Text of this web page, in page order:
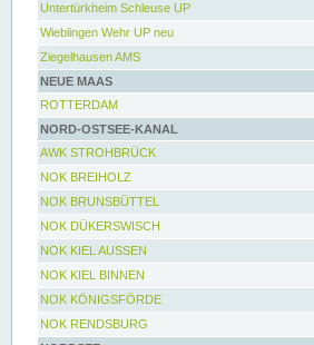
Untertürkheim Schleuse UP
Wieblingen Wehr UP neu
Ziegelhausen AMS
NEUE MAAS
ROTTERDAM
NORD-OSTSEE-KANAL
AWK STROHBRÜCK
NOK BREIHOLZ
NOK BRUNSBÜTTEL
NOK DÜKERSWISCH
NOK KIEL AUSSEN
NOK KIEL BINNEN
NOK KÖNIGSFÖRDE
NOK RENDSBURG